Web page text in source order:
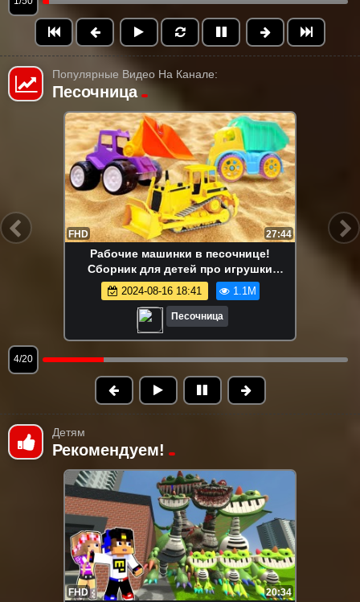
Популярные Видео На Канале:
Песочница
FHD 13:58
Маша Капуки Кануки и игрушки в
песочнице — Развивающее видео для
самых маленьких
2024-08-16 18:41 1.1M
Песочница
5/20
Детям
Рекомендуем!
FHD 20:34